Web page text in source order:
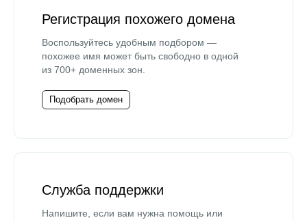
Регистрация похожего домена
Воспользуйтесь удобным подбором —
похожее имя может быть свободно в одной
из 700+ доменных зон.
Подобрать домен
Служба поддержки
Напишите, если вам нужна помощь или